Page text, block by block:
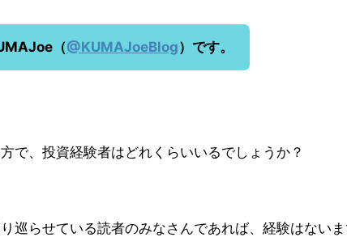
（@KUMAJoeBlog）です。
で、投資経験者はどれくらいいるでしょうか？
巡らせている読者のみなさんであれば、経験はない